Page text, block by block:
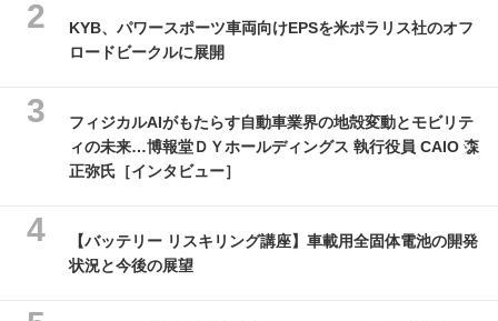
KYB、パワースポーツ車両向けEPSを米ポラリス社のオフ
ロードビークルに展開
フィジカルAIがもたらす自動車業界の地殻変動とモビリテ
ィの未来…博報堂ＤＹホールディングス 執行役員 CAIO 森
正弥氏［インタビュー］
【バッテリー リスキリング講座】車載用全固体電池の開発
状況と今後の展望